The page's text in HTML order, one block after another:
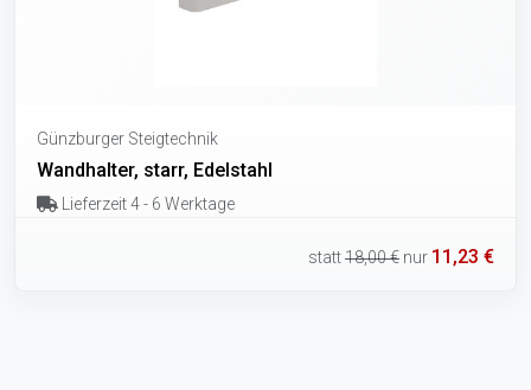
Günzburger Steigtechnik
Wandhalter, starr, Edelstahl
Lieferzeit 4 - 6 Werktage
statt18,00 € nur 11,23 €